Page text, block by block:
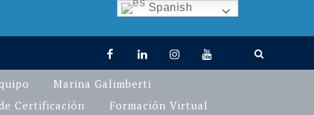
facebooklinkedinInstagram
You
Tube
TikTok
Marina Galimberti
Certificación
Formación Virtual
Spanish